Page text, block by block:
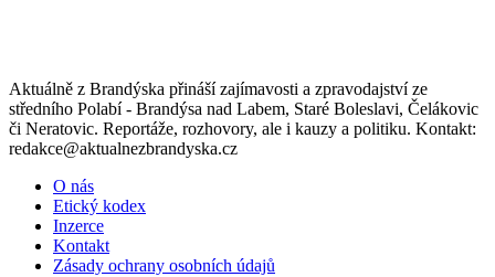
Aktuálně z Brandýska přináší zajímavosti a zpravodajství ze
středního Polabí - Brandýsa nad Labem, Staré Boleslavi, Čelákovic
či Neratovic. Reportáže, rozhovory, ale i kauzy a politiku. Kontakt:
redakce@aktualnezbrandyska.cz
O nás
Etický kodex
Inzerce
Kontakt
Zásady ochrany osobních údajů